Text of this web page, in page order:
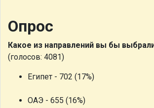
Опрос
Какое из направлений вы бы
(голосов: 4081)
Египет - 702 (17%)
ОАЭ - 655 (16%)